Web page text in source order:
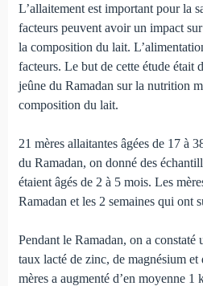
L’allaitement est important pour la
facteurs peuvent avoir un impact
la composition du lait.
facteurs. Le but de cette étude était
jeûne du Ramadan sur la nutrition
composition du lait.
21 mères allaitantes âgées de 17 à
du Ramadan, on donné des
étaient âgés de 2 à 5 mois. Les
Ramadan et les 2 semaines qui ont
Pendant le Ramadan, on a constaté
taux lacté de zinc, de magnésium
mères a augmenté d’en moyenne 1